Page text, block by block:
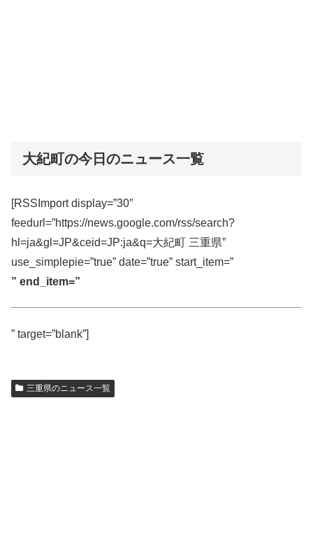
大紀町の今日のニュース一覧
[RSSImport display=”30″
feedurl=”https://news.google.com/rss/search?
hl=ja&gl=JP&ceid=JP:ja&q=大紀町 三重県”
use_simplepie=”true” date=”true” start_item=”
” end_item=”
” target=”blank”]
三重県のニュース一覧